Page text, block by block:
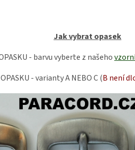
Jak vybrat opasek
- barvu vyberte z našeho
- varianty A NEBO C (B není